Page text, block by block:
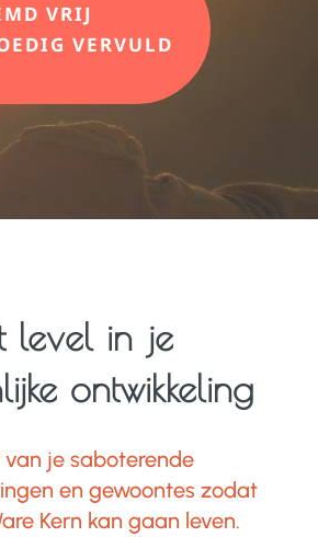
VRIJ
VERVULD
level in je
ontwikkeling
van je saboterende
en gewoontes zodat
Kern kan gaan leven.